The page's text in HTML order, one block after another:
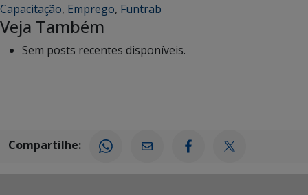
Capacitação, Emprego, Funtrab
Veja Também
Sem posts recentes disponíveis.
Compartilhe: